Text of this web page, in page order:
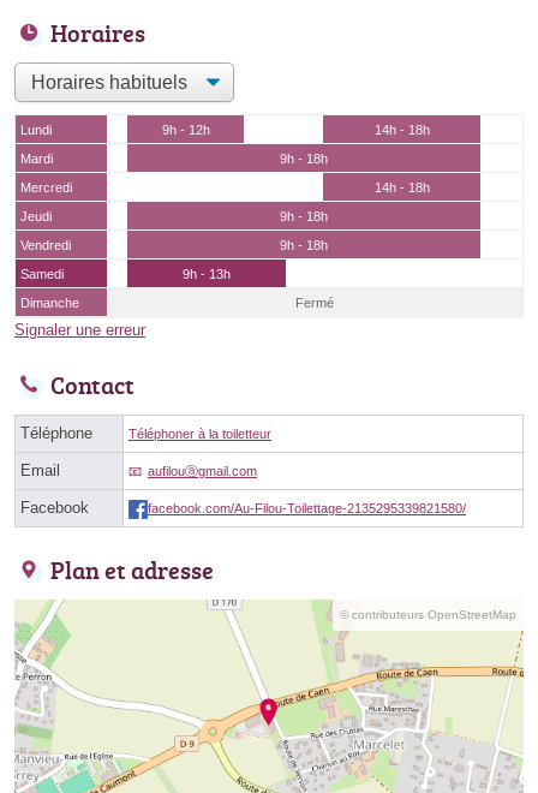
Horaires
Lundi 9h - 12h
14h - 18h
Mardi
9h - 18h
Mercredi
14h - 18h
Jeudi
9h - 18h
Vendredi
9h - 18h
Samedi
9h - 13h
Dimanche
Fermé
Signaler une erreur
Contact
Téléphone Téléphoner à la toiletteur
Email aufilouⓐgmail.com
Facebook facebook.com/Au-Filou-Toilettage-2135295339821580/
Plan et adresse
© contributeurs OpenStreetMap